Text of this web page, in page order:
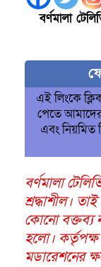
বর্ণমালা
এই লিংকে
পেতে
এবং নিয়মিত
বর্ণমালা
শ্রদ্ধাশীল।
কোনো বক্তব্য
হলো।
মডারেশনের